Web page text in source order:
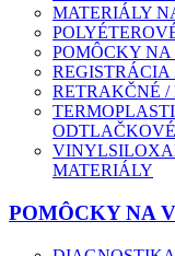
MATERIÁLY
POMÔCKY
REGISTRÁCIA
RETRAKČNÉ /
MATERIÁLY
POMÔCKY NA